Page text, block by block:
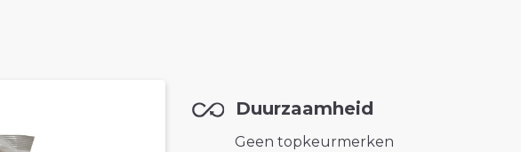
Duurzaamheid
Geen topkeurmerken